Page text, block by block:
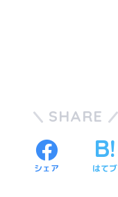
SHARE
シェア はてブ